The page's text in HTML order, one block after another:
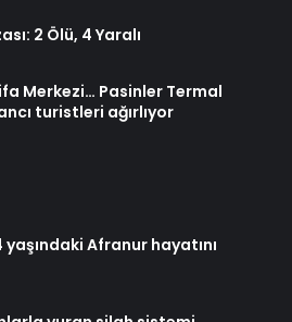
2 Ölü, 4 Yaralı
Merkezi… Pasinler Termal
turistleri ağırlıyor
Afranur hayatını